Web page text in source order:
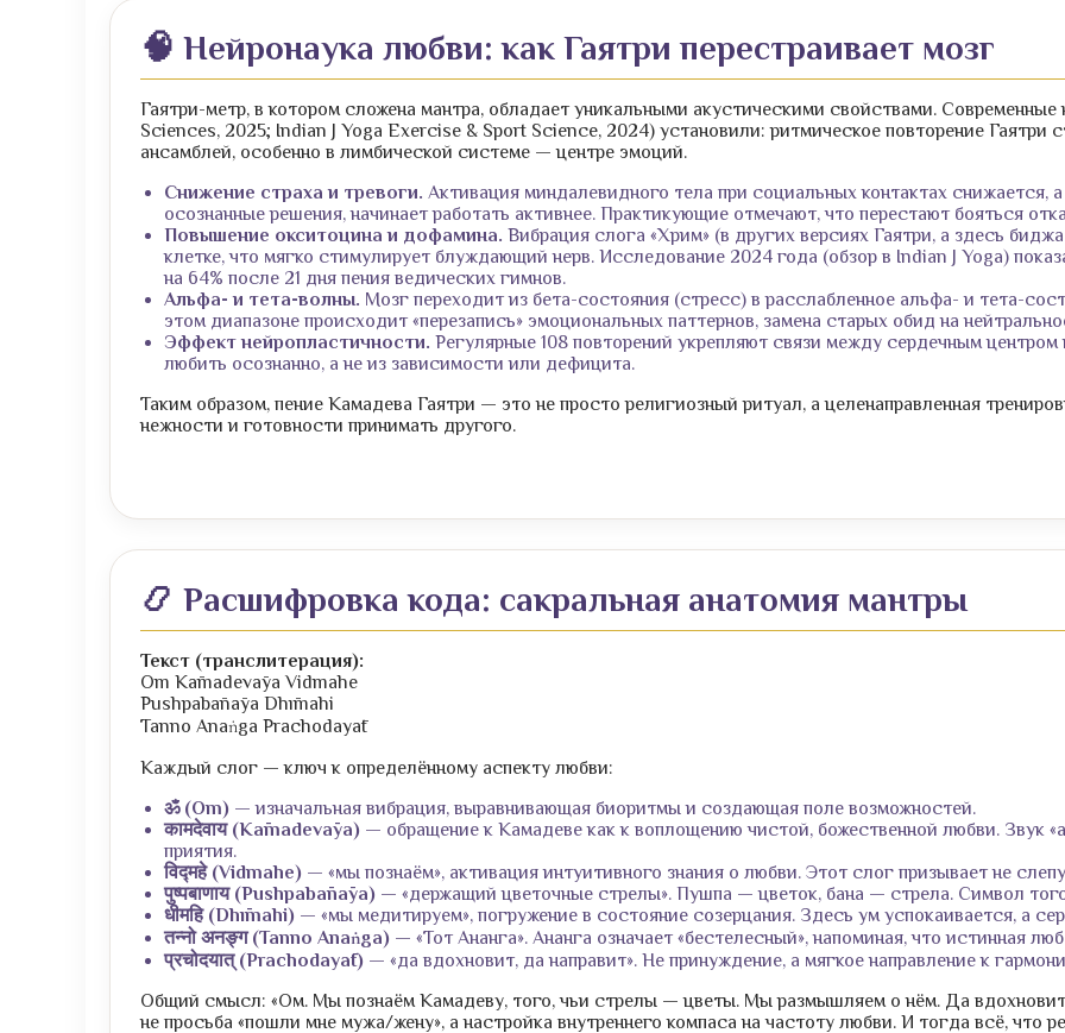
🧠 Нейронаука любви: как Гаятри перестраивает мозг
Гаятри-метр, в котором сложена мантра, обладает уникальными акустическими свойствами.
Sciences, 2025; Indian J Yoga Exercise & Sport Science, 2024) установили: ритмическое повторение Гаятри
ансамблей, особенно в лимбической системе — центре эмоций.
Снижение страха и тревоги. Активация миндалевидного тела при социальных контактах снижается,
осознанные решения, начинает работать активнее. Практикующие отмечают, что перестают бояться
Повышение окситоцина и дофамина. Вибрация слога «Хрим» (в других версиях Гаятри, а здесь
клетке, что мягко стимулирует блуждающий нерв. Исследование 2024 года (обзор в Indian J Yoga)
на 64% после 21 дня пения ведических гимнов.
Альфа- и тета-волны. Мозг переходит из бета-состояния (стресс) в расслабленное альфа- и тета-
этом диапазоне происходит «перезапись» эмоциональных паттернов, замена старых обид на
Эффект нейропластичности. Регулярные 108 повторений укрепляют связи между сердечным
любить осознанно, а не из зависимости или дефицита.
Таким образом, пение Камадева Гаятри — это не просто религиозный ритуал, а целенаправленная
нежности и готовности принимать другого.
📿 Расшифровка кода: сакральная анатомия мантры
Текст (транслитерация):
Om Kāmadevāya Vidmahe
Pushpabānāya Dhīmahi
Tanno Anaṅga Prachodayāt
Каждый слог — ключ к определённому аспекту любви:
ॐ (Om) — изначальная вибрация, выравнивающая биоритмы и создающая поле возможностей.
कामदेवाय (Kāmadevāya) — обращение к Камадеве как к воплощению чистой, божественной любви. Звук
приятия.
विद्महे (Vidmahe) — «мы познаём», активация интуитивного знания о любви. Этот слог призывает не
पुष्पबाणाय (Pushpabānāya) — «держащий цветочные стрелы». Пушпа — цветок, бана — стрела. Символ
धीमहि (Dhīmahi) — «мы медитируем», погружение в состояние созерцания. Здесь ум успокаивается, а
तन्नो अनङ्ग (Tanno Anaṅga) — «Тот Ананга». Ананга означает «бестелесный», напоминая, что истинная
प्रचोदयात् (Prachodayāt) — «да вдохновит, да направит». Не принуждение, а мягкое направление к
Общий смысл: «Ом. Мы познаём Камадеву, того, чьи стрелы — цветы. Мы размышляем о нём. Да вдохновит
не просьба «пошли мне мужа/жену», а настройка внутреннего компаса на частоту любви. И тогда всё, что